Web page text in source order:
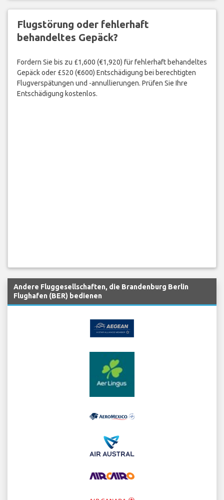
Flugstörung oder fehlerhaft
behandeltes Gepäck?
Fordern Sie bis zu £1,600 (€1,920) für fehlerhaft behandeltes
Gepäck oder £520 (€600) Entschädigung bei berechtigten
Flugverspätungen und -annullierungen. Prüfen Sie Ihre
Entschädigung kostenlos.
Andere Fluggesellschaften, die Brandenburg Berlin
Flughafen (BER) bedienen